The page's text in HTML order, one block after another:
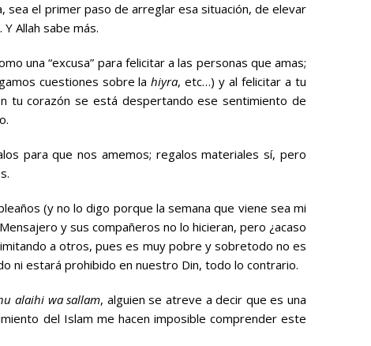
sea el primer paso de arreglar esa situación, de elevar
Allah sabe más.
una “excusa” para felicitar a las personas que amas;
cuestiones sobre lahiyra, etc…) y al felicitar a tu
tu corazón se está despertando ese sentimiento de
para que nos amemos; regalos materiales sí, pero
(y no lo digo porque la semana que viene sea mi
y sus compañeros no lo hicieran, pero ¿acaso
a otros, pues es muy pobre y sobretodo no es
ni estará prohibido en nuestro Din, todo lo contrario.
alaihi wa sallam, alguien se atreve a decir que es una
del Islam me hacen imposible comprender este